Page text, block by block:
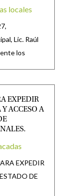
locales
Lic. Raúl
los
EXPEDIR
ACCESO A
EXPEDIR
DE